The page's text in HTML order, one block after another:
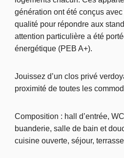
génération ont été conçus
qualité pour répondre aux
attention particulière a été
énergétique (PEB A+).
Jouissez d’un clos privé
proximité de toutes les
Composition : hall d’entrée,
buanderie, salle de bain et
cuisine ouverte, séjour,